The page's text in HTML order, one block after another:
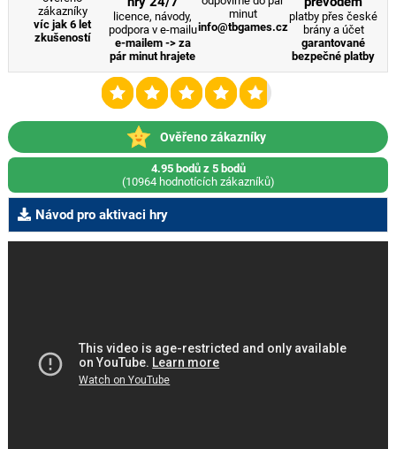
zákazníky
víc jak 6 let
zkušeností
licence, návody,
podpora v e-mailu
e-mailem -> za
pár minut hrajete
minut
info@tbgames.cz
platby přes české
brány a účet
garantované
bezpečné platby
Ověřeno zákazníky
4.95 bodů z 5 bodů
(10964 hodnotících zákazníků)
Návod pro aktivaci hry